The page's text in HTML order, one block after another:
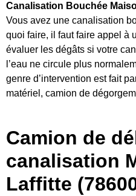
Canalisation Bouchée
Vous avez une canalisation
quoi faire, il faut faire appel à
évaluer les dégâts si votre
l’eau ne circule plus
genre d’intervention est fait
matériel, camion de
Camion de
canalisation
Laffitte